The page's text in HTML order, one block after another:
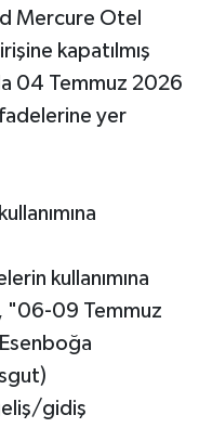
Mercure Otel
kapatılmış
04 Temmuz 2026
yer
kullanımına
"06-09 Temmuz
gidiş